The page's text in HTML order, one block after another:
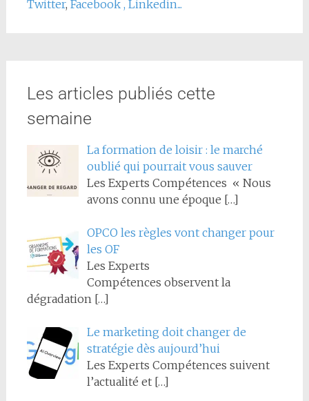
Twitter, Facebook , Linkedin...
Les articles publiés cette
semaine
La formation de loisir : le marché
oublié qui pourrait vous sauver
Les Experts Compétences « Nous
avons connu une époque […]
OPCO les règles vont changer pour
les OF
Les Experts
Compétences observent la
dégradation […]
Le marketing doit changer de
stratégie dès aujourd’hui
Les Experts Compétences suivent
l’actualité et […]